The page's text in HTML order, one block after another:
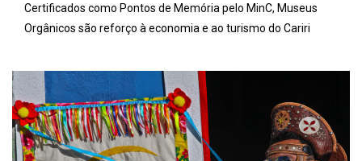
Certificados como Pontos de Memória pelo MinC, Museus
Orgânicos são reforço à economia e ao turismo do Cariri